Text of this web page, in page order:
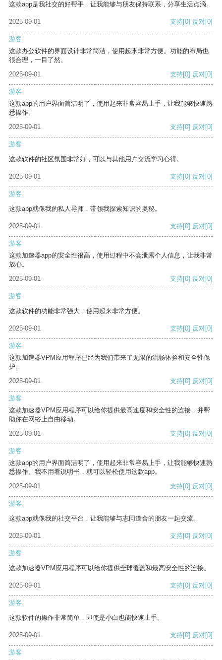
这款app是我社交的好帮手，让我能够与朋友保持联系，分享生活点滴。
2025-09-01 支持[0] 反对[0]
游客
这款办公软件的界面设计非常简洁，使用起来非常方便。功能的布局也
很合理，一目了然。
2025-09-01
支持[0] 反对[0]
游客
这款app的用户界面简洁明了，使用起来非常容易上手，让我能够快速熟
悉操作。
2025-09-01
支持[0] 反对[0]
游客
这款软件的社区氛围非常好，可以与其他用户交流学习心得。
2025-09-01 支持[0] 反对[0]
游客
这款app就像我的私人导师，带领我探索知识的奥秘。
2025-09-01 支持[0] 反对[0]
游客
这款加速器app的安全性很高，使用过程中不会泄露个人信息，让我非常
放心。
2025-09-01
支持[0] 反对[0]
游客
这款软件的功能非常强大，使用起来非常方便。
2025-09-01 支持[0] 反对[0]
游客
这款加速器VPM应用程序已经为我们带来了无限的流畅体验和安全性保
护。
2025-09-01
支持[0] 反对[0]
游客
这款加速器VPM应用程序可以给你提供最高速度和安全性的连接，并帮
助你在网络上自由移动。
2025-09-01
支持[0] 反对[0]
游客
这款app的用户界面简洁明了，使用起来非常容易上手，让我能够快速熟
悉操作。我不用看说明书，就可以轻松使用这款app。
2025-09-01
支持[0] 反对[0]
游客
这款app就像我的社交平台，让我能够与志同道合的朋友一起交流。
2025-09-01 支持[0] 反对[0]
游客
这款加速器VPM应用程序可以给你提供全球覆盖和最高安全性的连接。
2025-09-01 支持[0] 反对[0]
游客
这款软件的操作非常简单，即使是小白也能快速上手。
2025-09-01 支持[0] 反对[0]
游客